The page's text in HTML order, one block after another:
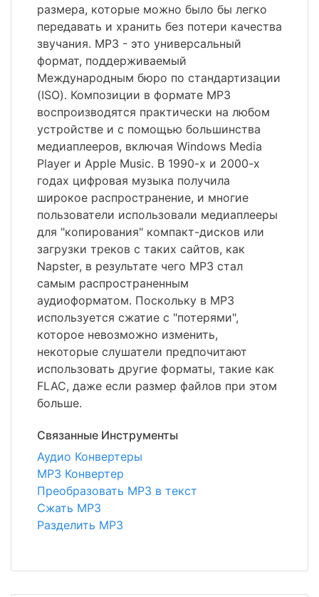
размера, которые можно было бы легко
передавать и хранить без потери качества
звучания. MP3 - это универсальный
формат, поддерживаемый
Международным бюро по стандартизации
(ISO). Композиции в формате MP3
воспроизводятся практически на любом
устройстве и с помощью большинства
медиаплееров, включая Windows Media
Player и Apple Music. В 1990-х и 2000-х
годах цифровая музыка получила
широкое распространение, и многие
пользователи использовали медиаплееры
для "копирования" компакт-дисков или
загрузки треков с таких сайтов, как
Napster, в результате чего MP3 стал
самым распространенным
аудиоформатом. Поскольку в MP3
используется сжатие с "потерями",
которое невозможно изменить,
некоторые слушатели предпочитают
использовать другие форматы, такие как
FLAC, даже если размер файлов при этом
больше.
Связанные Инструменты
Аудио Конвертеры
MP3 Конвертер
Преобразовать MP3 в текст
Сжать MP3
Разделить MP3